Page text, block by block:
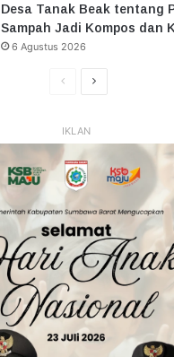
Desa Tanak Beak tentang
Sampah Jadi Kompos dan
6 Agustus 2026
HalamanHalaman
IKLAN